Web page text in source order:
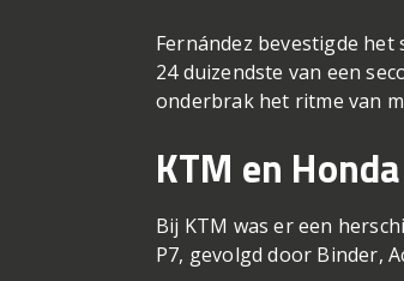
Fernández bevestigde
24 duizendste van een
onderbrak het ritme van
KTM en
Bij KTM was er een
P7, gevolgd door Binder,